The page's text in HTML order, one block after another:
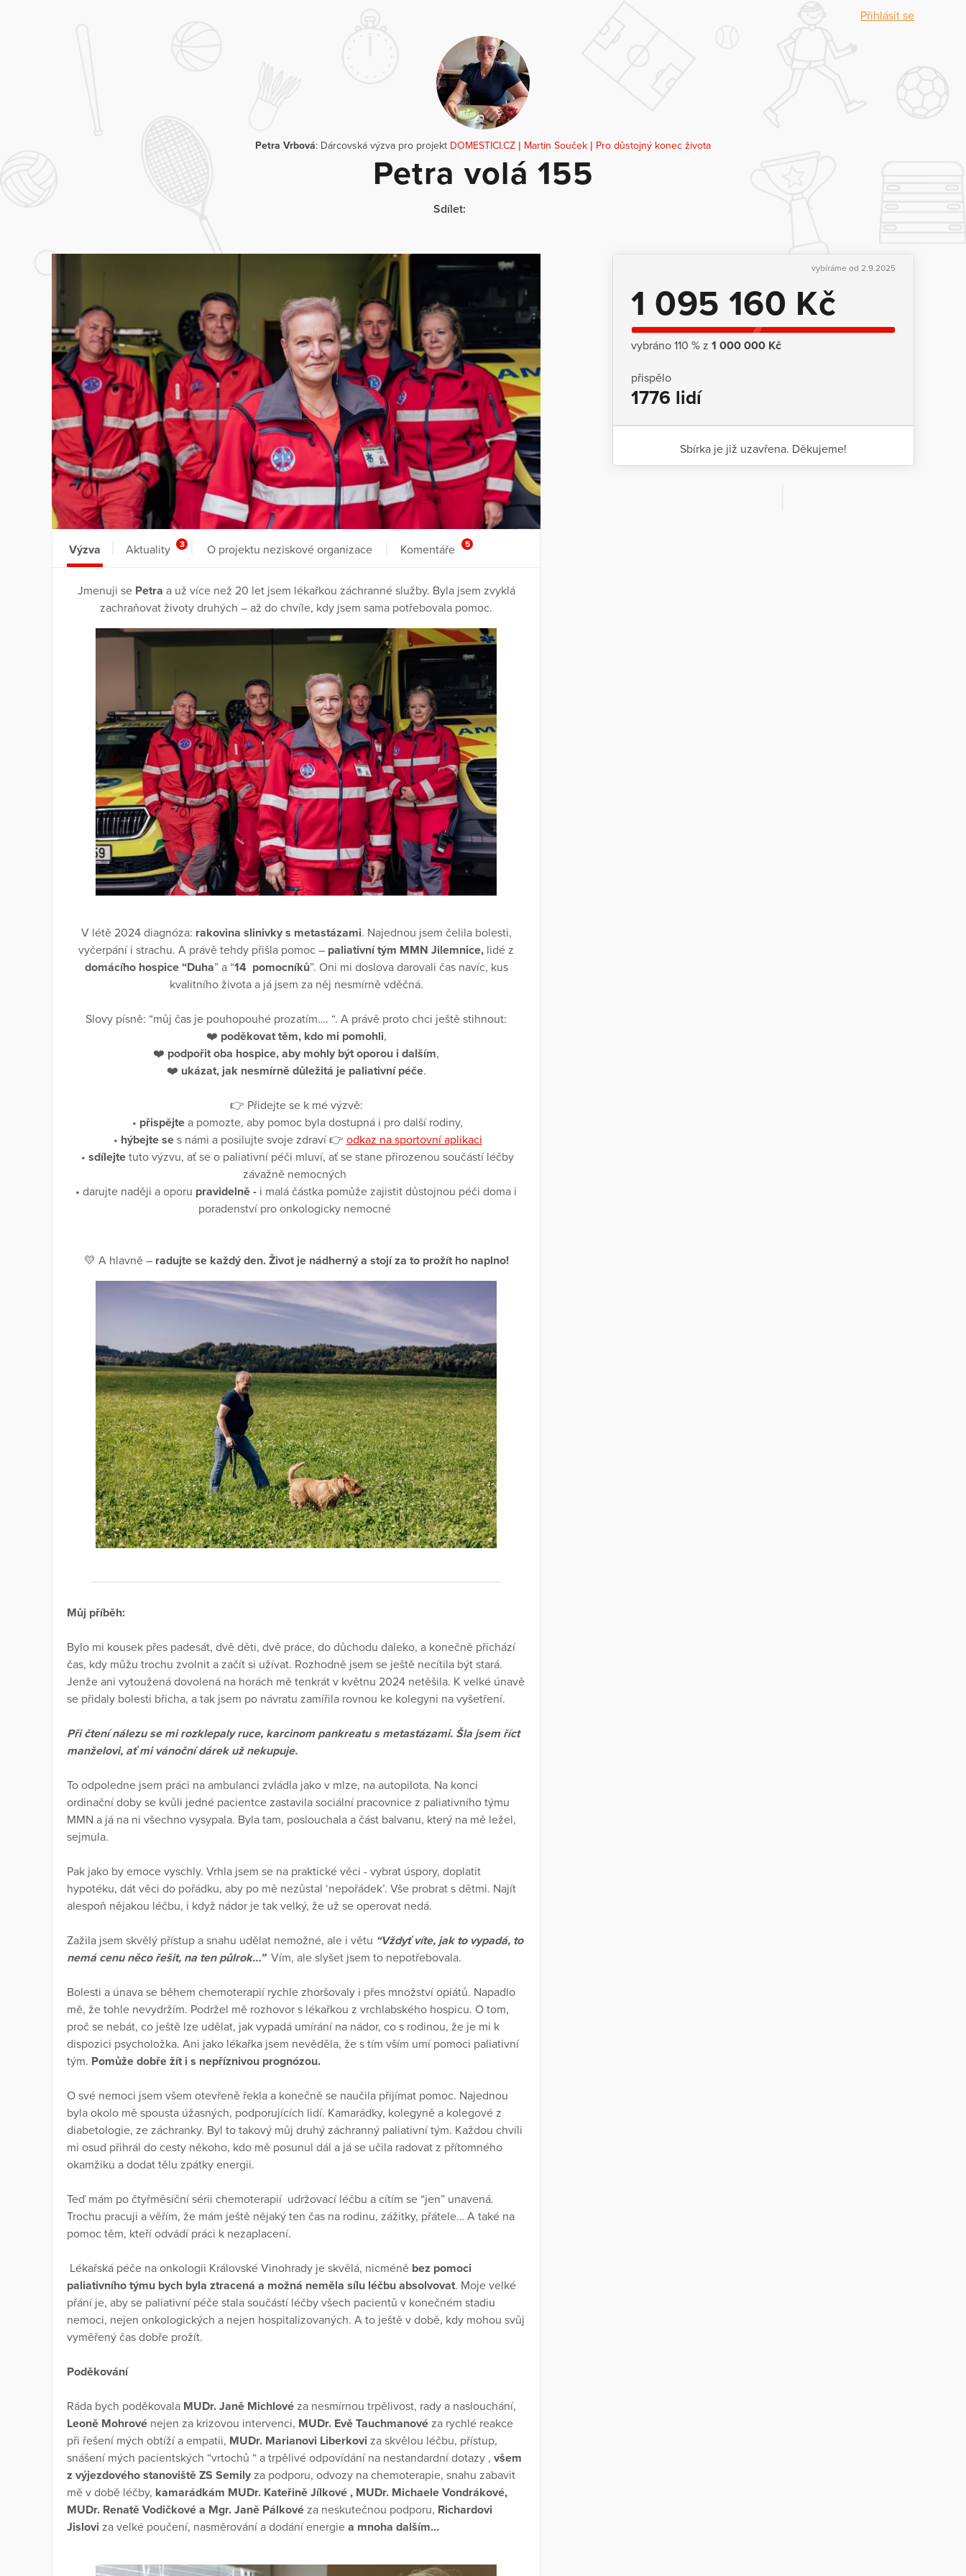
Přihlásit se
Petra Vrbová: Dárcovská výzva pro projekt DOMESTICI.CZ | Martin Souček | Pro důstojný konec života
Petra volá 155
Sdílet:
vybíráme od 2.9.2025
1 095 160 Kč
vybráno 110 % z 1 000 000 Kč
přispělo
1776 lidí
Sbírka je již uzavřena. Děkujeme!
Výzva Aktuality 3 O projektu neziskové organizace Komentáře 5
Jmenuji se Petra a už více než 20 let jsem lékařkou záchranné služby. Byla jsem zvyklá
zachraňovat životy druhých – až do chvíle, kdy jsem sama potřebovala pomoc.
V létě 2024 diagnóza: rakovina slinivky s metastázami. Najednou jsem čelila bolesti,
vyčerpání i strachu. A právě tehdy přišla pomoc – paliativní tým MMN Jilemnice, lidé z
domácího hospice “Duha” a “14 pomocníků”. Oni mi doslova darovali čas navíc, kus
kvalitního života a já jsem za něj nesmírně vděčná.
Slovy písně: “můj čas je pouhopouhé prozatím…. “. A právě proto chci ještě stihnout:
❤️ poděkovat těm, kdo mi pomohli,
❤️ podpořit oba hospice, aby mohly být oporou i dalším,
❤️ ukázat, jak nesmírně důležitá je paliativní péče.
👉 Přidejte se k mé výzvě:
• přispějte a pomozte, aby pomoc byla dostupná i pro další rodiny,
• hýbejte ses námi a posilujte svoje zdraví 👉 odkaz na sportovní aplikaci
• sdílejte tuto výzvu, ať se o paliativní péči mluví, ať se stane přirozenou součástí léčby
závažně nemocných
• darujte naději a oporu pravidelně - i malá částka pomůže zajistit důstojnou péči doma i
poradenství pro onkologicky nemocné
💛 A hlavně – radujte se každý den. Život je nádherný a stojí za to prožít ho naplno!
Můj příběh:
Bylo mi kousek přes padesát, dvě děti, dvě práce, do důchodu daleko, a konečně přichází
čas, kdy můžu trochu zvolnit a začít si užívat. Rozhodně jsem se ještě necítila být stará.
Jenže ani vytoužená dovolená na horách mě tenkrát v květnu 2024 netěšila. K velké únavě
se přidaly bolesti břicha, a tak jsem po návratu zamířila rovnou ke kolegyni na vyšetření.
Při čtení nálezu se mi rozklepaly ruce, karcinom pankreatu s metastázami. Šla jsem říct
manželovi, ať mi vánoční dárek už nekupuje.
To odpoledne jsem práci na ambulanci zvládla jako v mlze, na autopilota. Na konci
ordinační doby se kvůli jedné pacientce zastavila sociální pracovnice z paliativního týmu
MMN a já na ni všechno vysypala. Byla tam, poslouchala a část balvanu, který na mě ležel,
sejmula.
Pak jako by emoce vyschly. Vrhla jsem se na praktické věci - vybrat úspory, doplatit
hypotéku, dát věci do pořádku, aby po mě nezůstal ‘nepořádek’. Vše probrat s dětmi. Najít
alespoň nějakou léčbu, i když nádor je tak velký, že už se operovat nedá.
Zažila jsem skvělý přístup a snahu udělat nemožné, ale i větu “Vždyť víte, jak to vypadá, to
nemá cenu něco řešit, na ten půlrok…”Vím, ale slyšet jsem to nepotřebovala.
Bolesti a únava se během chemoterapií rychle zhoršovaly i přes množství opiátů. Napadlo
mě, že tohle nevydržím. Podržel mě rozhovor s lékařkou z vrchlabského hospicu. O tom,
proč se nebát, co ještě lze udělat, jak vypadá umírání na nádor, co s rodinou, že je mi k
dispozici psycholožka. Ani jako lékařka jsem nevěděla, že s tím vším umí pomoci paliativní
tým. Pomůže dobře žít i s nepříznivou prognózou.
O své nemoci jsem všem otevřeně řekla a konečně se naučila přijímat pomoc. Najednou
byla okolo mě spousta úžasných, podporujících lidí. Kamarádky, kolegyně a kolegové z
diabetologie, ze záchranky. Byl to takový můj druhý záchranný paliativní tým. Každou chvíli
mi osud přihrál do cesty někoho, kdo mě posunul dál a já se učila radovat z přítomného
okamžiku a dodat tělu zpátky energii.
Teď mám po čtyřměsíční sérii chemoterapií udržovací léčbu a cítím se “jen” unavená.
Trochu pracuji a věřím, že mám ještě nějaký ten čas na rodinu, zážitky, přátele… A také na
pomoc těm, kteří odvádí práci k nezaplacení.
Lékařská péče na onkologii Královské Vinohrady je skvělá, nicméně bez pomoci
paliativního týmu bych byla ztracená a možná neměla sílu léčbu absolvovat. Moje velké
přání je, aby se paliativní péče stala součástí léčby všech pacientů v konečném stadiu
nemoci, nejen onkologických a nejen hospitalizovaných. A to ještě v době, kdy mohou svůj
vyměřený čas dobře prožít.
Poděkování
Ráda bych poděkovala MUDr. Janě Michlové za nesmírnou trpělivost, rady a naslouchání,
Leoně Mohrové nejen za krizovou intervenci, MUDr. Evě Tauchmanové za rychlé reakce
při řešení mých obtíží a empatii, MUDr. Marianovi Liberkovi za skvělou léčbu, přístup,
snášení mých pacientských “vrtochů “ a trpělivé odpovídání na nestandardní dotazy , všem
z výjezdového stanoviště ZS Semily za podporu, odvozy na chemoterapie, snahu zabavit
mě v době léčby, kamarádkám MUDr. Kateřině Jílkové , MUDr. Michaele Vondrákové,
MUDr. Renatě Vodičkové a Mgr. Janě Pálkové za neskutečnou podporu, Richardovi
Jislovi za velké poučení, nasměrování a dodání energie a mnoha dalším…